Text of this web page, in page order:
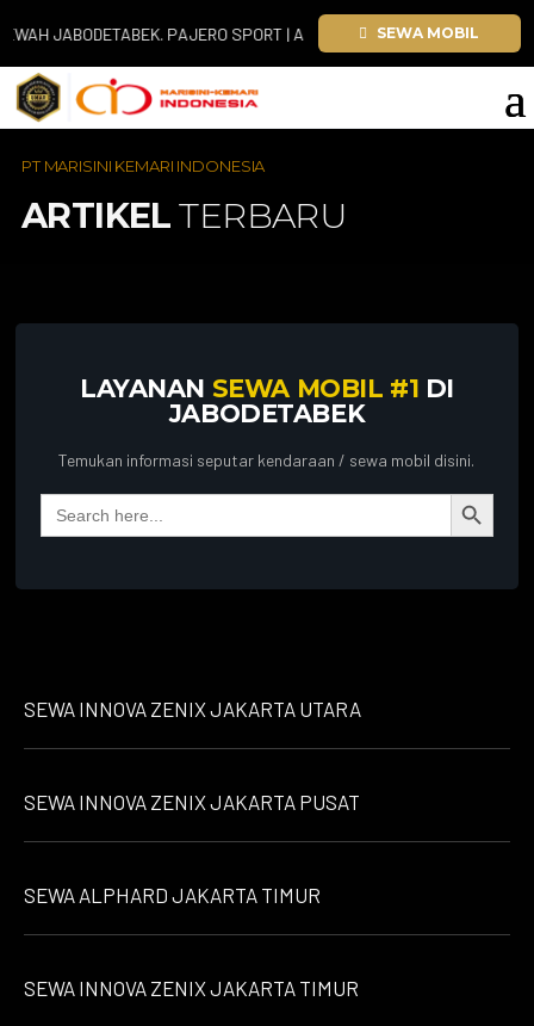
JABODETABEK. PAJERO SPORT | ALPHARD | FORTUNER | INNOVA
SEWA MOBIL
PT MARISINI KEMARI INDONESIA
ARTIKEL TERBARU
LAYANAN SEWA MOBIL #1 DI
JABODETABEK
Temukan informasi seputar kendaraan / sewa mobil disini.
Search
for:
Search Button
SEWA INNOVA ZENIX JAKARTA UTARA
SEWA INNOVA ZENIX JAKARTA PUSAT
SEWA ALPHARD JAKARTA TIMUR
SEWA INNOVA ZENIX JAKARTA TIMUR